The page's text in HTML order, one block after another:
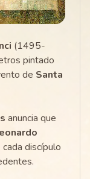
(1495-
pintado
de Santa
anuncia que
discípulo